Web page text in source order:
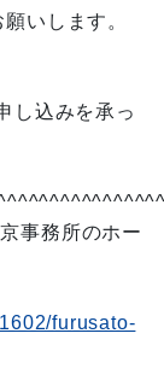
します。
し込みを承っ
事務所のホー
furusato-